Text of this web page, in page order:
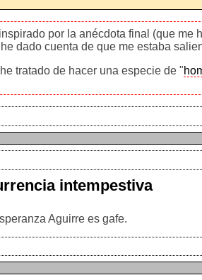
por la anécdota final (que me
dado cuenta de que me estaba
tratado de hacer una especie de "
intempestiva
Aguirre es gafe.